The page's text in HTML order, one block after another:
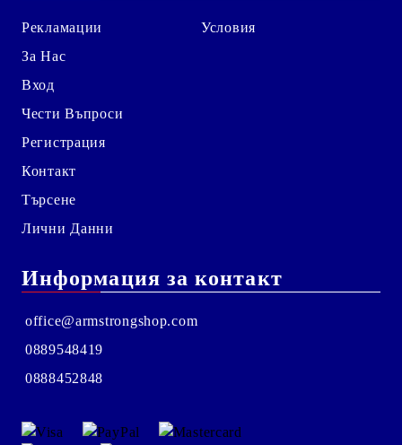
Рекламации
За Нас
Вход
Чести Въпроси
Регистрация
Контакт
Търсене
Лични Данни
Условия
Информация за контакт
office@armstrongshop.com
0889548419
0888452848